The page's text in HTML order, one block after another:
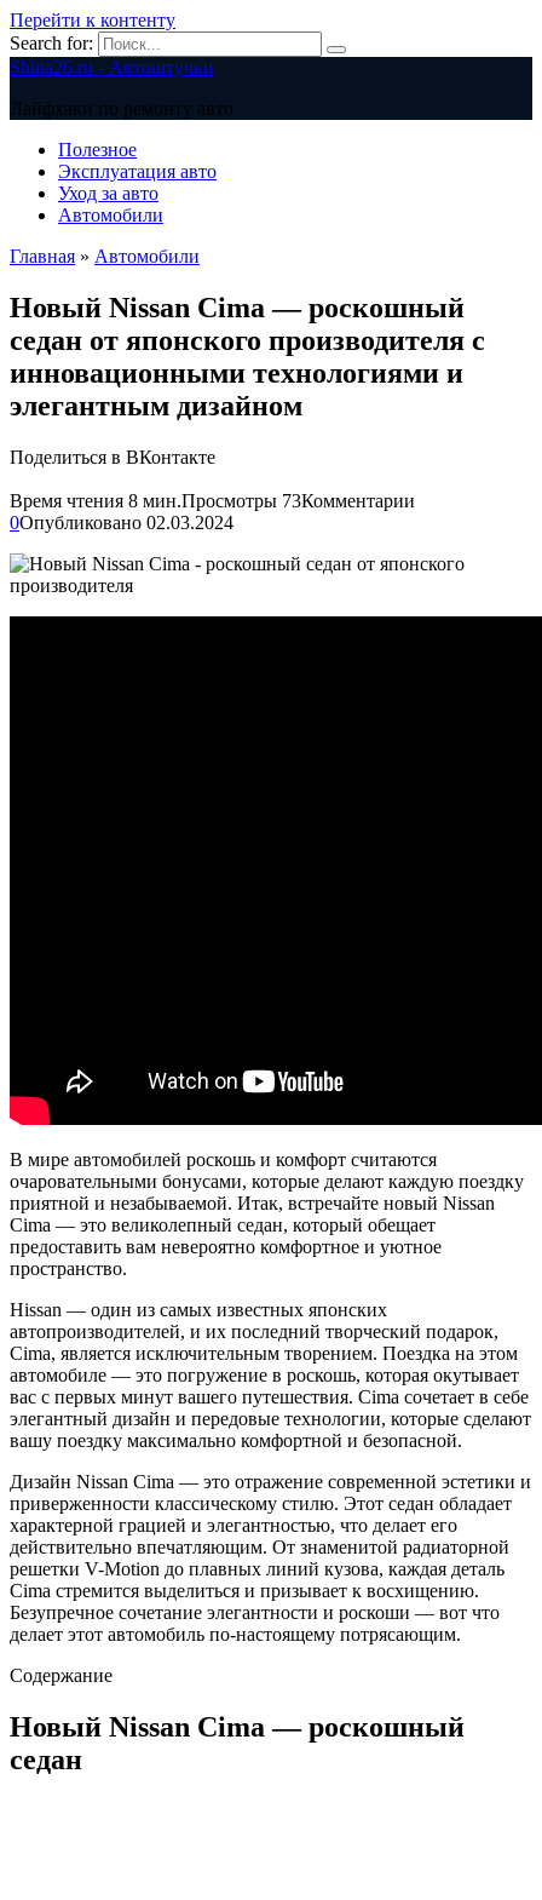
Перейти к контенту
Search for:
Shina26.ru - Автоштучки
Лайфхаки по ремонту авто
Полезное
Эксплуатация авто
Уход за авто
Автомобили
Главная » Автомобили
Новый Nissan Cima — роскошный
седан от японского производителя с
инновационными технологиями и
элегантным дизайном
Поделиться в ВКонтакте
Время чтения 8 мин.Просмотры 73Комментарии
0Опубликовано 02.03.2024
В мире автомобилей роскошь и комфорт считаются
очаровательными бонусами, которые делают каждую поездку
приятной и незабываемой. Итак, встречайте новый Nissan
Cima — это великолепный седан, который обещает
предоставить вам невероятно комфортное и уютное
пространство.
Нissan — один из самых известных японских
автопроизводителей, и их последний творческий подарок,
Cima, является исключительным творением. Поездка на этом
автомобиле — это погружение в роскошь, которая окутывает
вас с первых минут вашего путешествия. Cima сочетает в себе
элегантный дизайн и передовые технологии, которые сделают
вашу поездку максимально комфортной и безопасной.
Дизайн Nissan Cima — это отражение современной эстетики и
приверженности классическому стилю. Этот седан обладает
характерной грацией и элегантностью, что делает его
действительно впечатляющим. От знаменитой радиаторной
решетки V-Motion до плавных линий кузова, каждая деталь
Cima стремится выделиться и призывает к восхищению.
Безупречное сочетание элегантности и роскоши — вот что
делает этот автомобиль по-настоящему потрясающим.
Содержание
Новый Nissan Cima — роскошный
седан